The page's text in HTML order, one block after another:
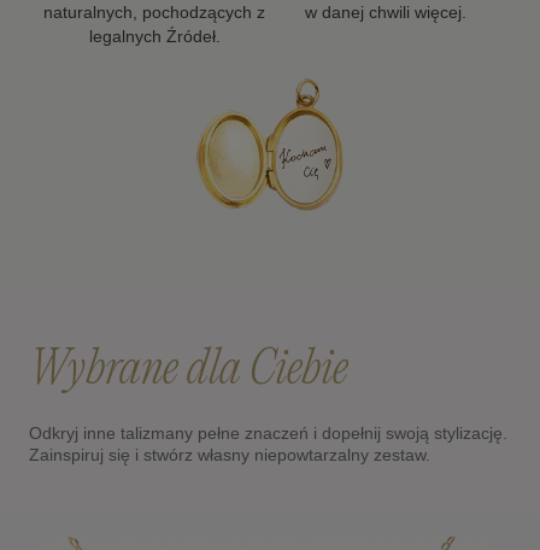
naturalnych, pochodzących z
legalnych Źródeł.
w danej chwili więcej.
Wybrane dla Ciebie
Odkryj inne talizmany pełne znaczeń i dopełnij swoją stylizację.
Zainspiruj się i stwórz własny niepowtarzalny zestaw.